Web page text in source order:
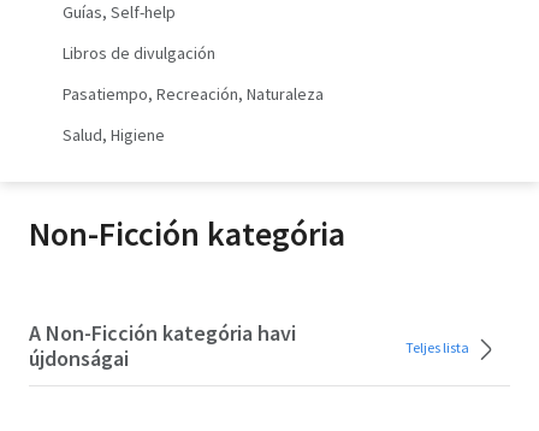
Livres francais
Olasz könyvek
Livres audio
Guías, Self-help
Libros de divulgación
Pasatiempo, Recreación, Naturaleza
Salud, Higiene
Non-Ficción kategória
A Non-Ficción kategória havi
újdonságai
Teljes lista